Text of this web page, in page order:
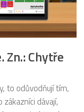
Zn.: Chytře
to odůvodňují tím,
dávají,